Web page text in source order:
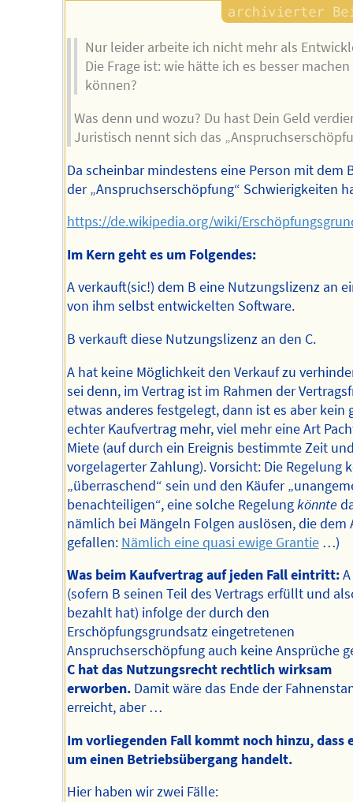
Nur leider arbeite ich nicht mehr als
Die Frage ist: wie hätte ich es besser machen
können?
Was denn und wozu? Du hast Dein Geld
Juristisch nennt sich das
Da scheinbar mindestens eine Person mit dem
der „Anspruchserschöpfung“ Schwierigkeiten
https://de.wikipedia.org/wiki/
Im Kern geht es um Folgendes:
A verkauft(sic!) dem B eine Nutzungslizenz an
von ihm selbst entwickelten Software.
B verkauft diese Nutzungslizenz an den C.
A hat keine Möglichkeit den Verkauf zu
sei denn, im Vertrag ist im Rahmen der
etwas anderes festgelegt, dann ist es aber kein
echter Kaufvertrag mehr, viel mehr eine Art
Miete (auf durch ein Ereignis bestimmte Zeit
vorgelagerter Zahlung). Vorsicht: Die Regelung
„überraschend“ sein und den Käufer
benachteiligen“, eine solche Regelungkönnte
nämlich bei Mängeln Folgen auslösen, die dem
gefallen: Nämlich eine quasi ewige Grantie…)
Was beim Kaufvertrag auf jeden Fall eintritt:A
(sofern B seinen Teil des Vertrags erfüllt und
bezahlt hat) infolge der durch den
Erschöpfungsgrundsatz eingetretenen
Anspruchserschöpfung auch keine Ansprüche
C hat das Nutzungsrecht rechtlich wirksam
erworben.Damit wäre das Ende der
erreicht, aber …
Im vorliegenden Fall kommt noch hinzu, dass
um einen Betriebsübergang handelt.
Hier haben wir zwei Fälle: